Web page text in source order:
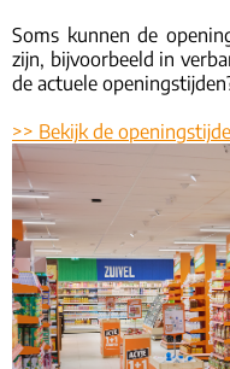
Soms kunnen de
zijn, bijvoorbeeld in
de actuele
>> Bekijk de